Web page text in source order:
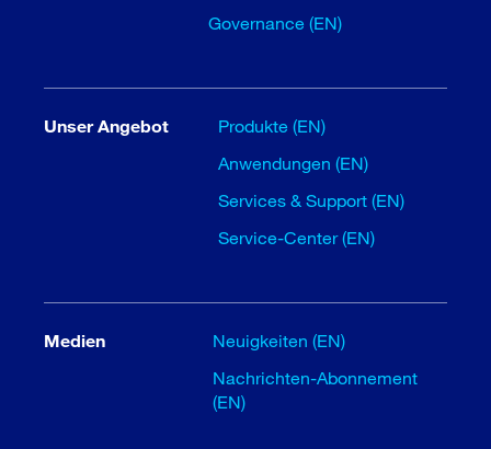
Governance (EN)
Unser Angebot
Produkte (EN)
Anwendungen (EN)
Services & Support (EN)
Service-Center (EN)
Medien
Neuigkeiten (EN)
Nachrichten-Abonnement
(EN)